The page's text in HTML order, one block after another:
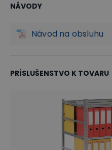
NÁVODY
Návod na obsluhu
PRÍSLUŠENSTVO K TOVARU